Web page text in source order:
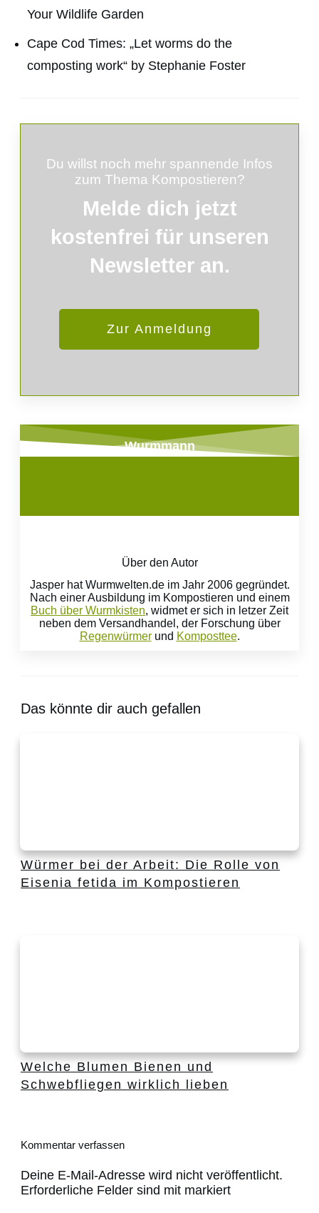
Your Wildlife Garden
Cape Cod Times: „Let worms do the
composting work“ by Stephanie Foster
Du willst noch mehr spannende Infos
zum Thema Kompostieren?
Melde dich jetzt
kostenfrei für unseren
Newsletter an.
Zur Anmeldung
Wurmmann
Über den Autor
Jasper hat Wurmwelten.de im Jahr 2006 gegründet.
Nach einer Ausbildung im Kompostieren und einem
Buch über Wurmkisten, widmet er sich in letzer Zeit
neben dem Versandhandel, der Forschung über
Regenwürmerund Komposttee.
Das könnte dir auch gefallen
Würmer bei der Arbeit: Die Rolle von
Eisenia fetida im Kompostieren
Welche Blumen Bienen und
Schwebfliegen wirklich lieben
Kommentar verfassen
Deine E-Mail-Adresse wird nicht veröffentlicht.
Erforderliche Felder sind mit markiert